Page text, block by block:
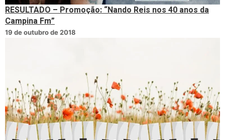
RESULTADO – Promoção: “Nando Reis nos 40 anos da
Campina Fm”
19 de outubro de 2018